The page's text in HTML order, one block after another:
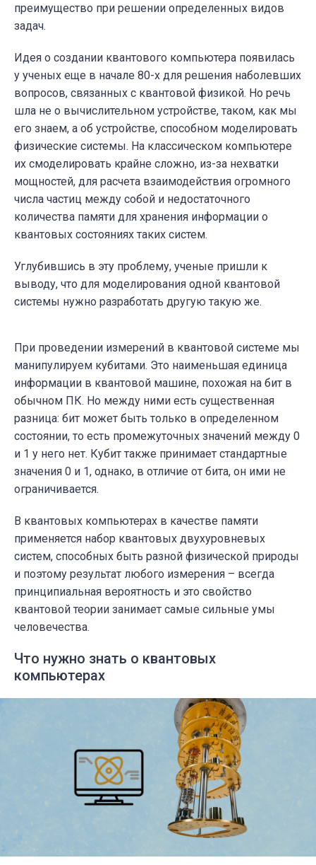
преимущество при решении определенных видов
задач.
Идея о создании квантового компьютера появилась
у ученых еще в начале 80-х для решения наболевших
вопросов, связанных с квантовой физикой. Но речь
шла не о вычислительном устройстве, таком, как мы
его знаем, а об устройстве, способном моделировать
физические системы. На классическом компьютере
их смоделировать крайне сложно, из-за нехватки
мощностей, для расчета взаимодействия огромного
числа частиц между собой и недостаточного
количества памяти для хранения информации о
квантовых состояниях таких систем.
Углубившись в эту проблему, ученые пришли к
выводу, что для моделирования одной квантовой
системы нужно разработать другую такую же.
При проведении измерений в квантовой системе мы
манипулируем кубитами. Это наименьшая единица
информации в квантовой машине, похожая на бит в
обычном ПК. Но между ними есть существенная
разница: бит может быть только в определенном
состоянии, то есть промежуточных значений между 0
и 1 у него нет. Кубит также принимает стандартные
значения 0 и 1, однако, в отличие от бита, он ими не
ограничивается.
В квантовых компьютерах в качестве памяти
применяется набор квантовых двухуровневых
систем, способных быть разной физической природы
и поэтому результат любого измерения – всегда
принципиальная вероятность и это свойство
квантовой теории занимает самые сильные умы
человечества.
Что нужно знать о квантовых
компьютерах